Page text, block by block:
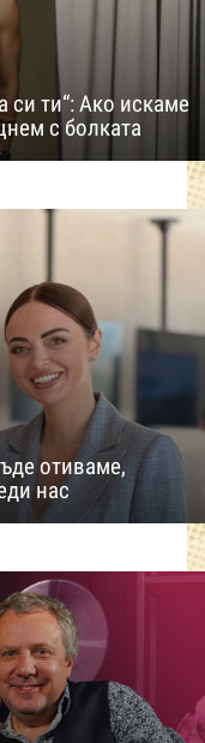
си ти“: Ако искаме
с болката
отиваме,
нас